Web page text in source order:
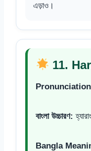
এড়াও।
11.
বাংলা উচ্চারণ: হ্যারাং
Bangla